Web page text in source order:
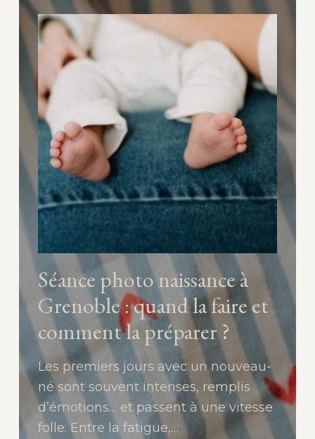
Séance photo naissance à
Grenoble : quand la faire et
comment la préparer ?
Les premiers jours avec un nouveau-
né sont souvent intenses, remplis
d’émotions… et passent à une vitesse
folle. Entre la fatigue,…